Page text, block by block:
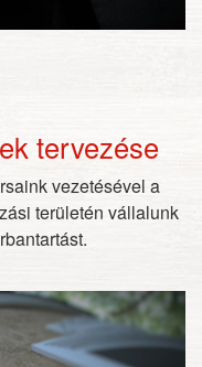
tervezése
vezetésével a
területén vállalunk